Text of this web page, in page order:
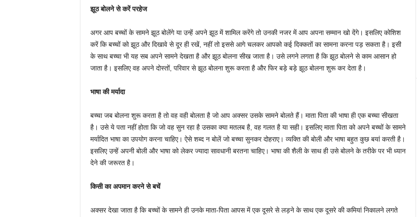
झूठ बोलने से करें परहेज
अगर आप बच्चों के सामने झूठ बोलेंगे या उन्हें अपने झूठ में शामिल करेंगे तो उनकी नजर में आप अपना सम्मान खो देंगे। इसलिए कोशिश
करें कि बच्चों को झूठ और दिखावे से दूर ही रखें, नहीं तो इससे आगे चलकर आपको कई दिक्कतों का सामना करना पड़ सकता है। इसी
के साथ बच्चा भी यह सब अपने सामने देखता है और झूठ बोलना सीख जाता है। उसे लगने लगता है कि झूठ बोलने से काम आसान हो
जाता है। इसलिए वह अपने दोस्तों, परिवार से झूठ बोलना शुरू करता है और फिर बड़े बड़े झूठ बोलना शुरू कर देता है।
भाषा की मर्यादा
बच्चा जब बोलना शुरू करता है तो वह वही बोलता है जो आप अक्सर उसके सामने बोलते हैं। माता पिता की भाषा ही एक बच्चा सीखता
है। उसे ये पता नहीं होता कि जो वह सुन रहा है उसका क्या मतलब है, वह गलत है या सही। इसलिए माता पिता को अपने बच्चों के सामने
मर्यादित भाषा का उपयोग करना चाहिए। ऐसे शब्द न बोलें जो बच्चा सुनकर दोहराए। व्यक्ति की बोली और भाषा बहुत कुछ बयां करती है।
इसलिए उन्हें अपनी बोली और भाषा को लेकर ज्यादा सावधानी बरतना चाहिए। भाषा की शैली के साथ ही उसे बोलने के तरीके पर भी ध्यान
देने की जरूरत है।
किसी का अपमान करने से बचें
अक्सर देखा जाता है कि बच्चों के सामने ही उनके माता-पिता आपस में एक दूसरे से लड़ने के साथ एक दूसरे की कमियां निकालने लगते